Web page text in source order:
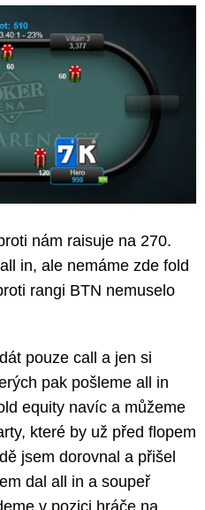
nám raisuje na 270.
in, ale nemáme zde fold
rangi BTN nemuselo
pouze call a jen si
pak pošleme all in
equity navíc a můžeme
které by už před flopem
jsem dorovnal a přišel
dal all in a soupeř